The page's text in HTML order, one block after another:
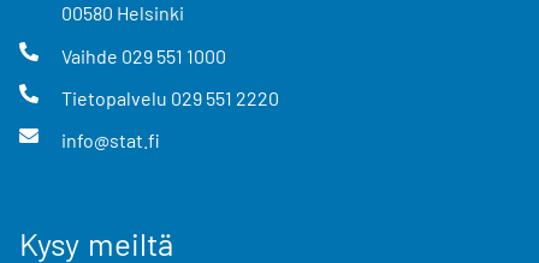
00580 Helsinki
Vaihde 029 551 1000
Tietopalvelu 029 551 2220
info@stat.fi
Kysy meiltä